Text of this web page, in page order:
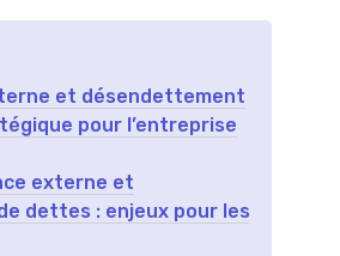
et désendettement
pour l’entreprise
externe et
dettes : enjeux pour les